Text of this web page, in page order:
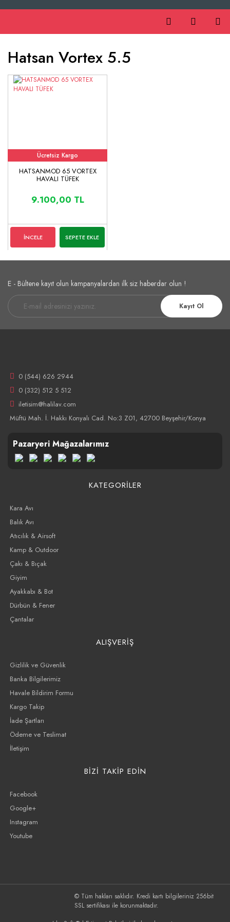
Hatsan Vortex 5.5
Ücretsiz Kargo
HATSANMOD 65 VORTEX
HAVALI TÜFEK
9.100,00 TL
İNCELE SEPETE EKLE
E - Bültene kayıt olun kampanyalardan ilk siz haberdar olun !
Kayıt Ol
0 (544) 626 2944
0 (332) 512 5 512
iletisim@halilav.com
Müftü Mah. İ. Hakkı Konyalı Cad. No:3 Z01, 42700 Beyşehir/Konya
Pazaryeri Mağazalarımız
KATEGORİLER
Kara Avı
Balık Avı
Atıcılık & Airsoft
Kamp & Outdoor
Çakı & Bıçak
Giyim
Ayakkabı & Bot
Dürbün & Fener
Çantalar
ALIŞVERİŞ
Gizlilik ve Güvenlik
Banka Bilgilerimiz
Havale Bildirim Formu
Kargo Takip
İade Şartları
Ödeme ve Teslimat
İletişim
BİZİ TAKİP EDİN
Facebook
Google+
Instagram
Youtube
© Tüm hakları saklıdır. Kredi kartı bilgileriniz 256bit
SSL sertifikası ile korunmaktadır.